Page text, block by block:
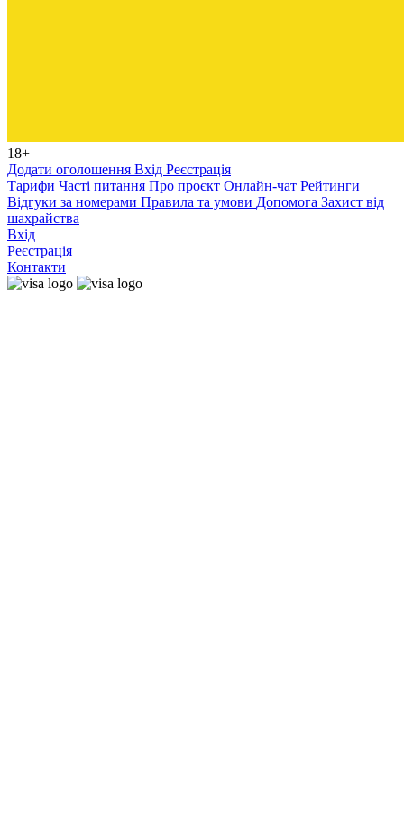
18+
Додати оголошення Вхід Реєстрація
Тарифи Часті питання Про проєкт Онлайн-чат Рейтинги
Відгуки за номерами Правила та умови Допомога Захист від
шахрайства
Вхід
Реєстрація
Контакти